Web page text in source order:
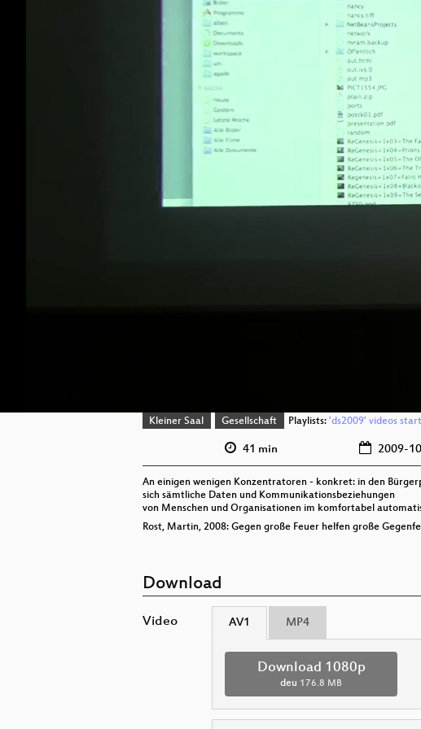
Kleiner Saal Gesellschaft Playlists: 'ds2009' videos
41 min 2009-
An einigen wenigen Konzentratoren - konkret: in den
sich sämtliche Daten und Kommunikationsbeziehungen
von Menschen und Organisationen im komfortabel
Rost, Martin, 2008: Gegen große Feuer helfen große
Download
Video AV1 MP4
Download 1080p
deu 176.8 MB